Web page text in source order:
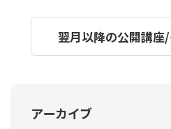
翌月以降の公開講座/
アーカイブ